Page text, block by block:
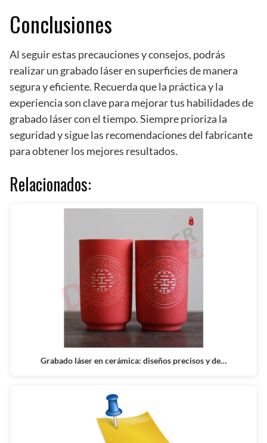
Conclusiones
Al seguir estas precauciones y consejos, podrás
realizar un grabado láser en superficies de manera
segura y eficiente. Recuerda que la práctica y la
experiencia son clave para mejorar tus habilidades de
grabado láser con el tiempo. Siempre prioriza la
seguridad y sigue las recomendaciones del fabricante
para obtener los mejores resultados.
Relacionados:
Grabado láser en cerámica: diseños precisos y de…